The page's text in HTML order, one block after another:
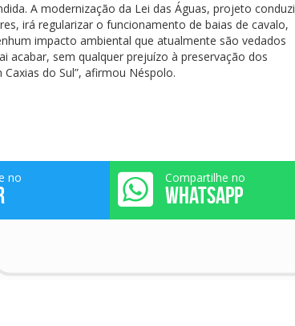
A modernização da Lei das Águas, projeto
irá regularizar o funcionamento de baias de cavalo,
impacto ambiental que atualmente são vedados
acabar, sem qualquer prejuízo à preservação dos
do Sul”, afirmou Néspolo.
no Compartilhe no
WHATSAPP